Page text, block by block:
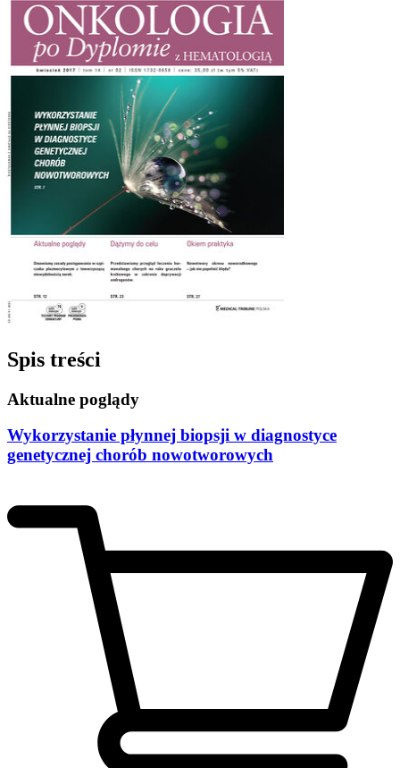
Spis treści
Aktualne poglądy
Wykorzystanie płynnej biopsji w diagnostyce
genetycznej chorób nowotworowych